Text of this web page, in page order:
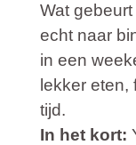
Wat
echt naar
in een
lekker
tijd.
In het kort: